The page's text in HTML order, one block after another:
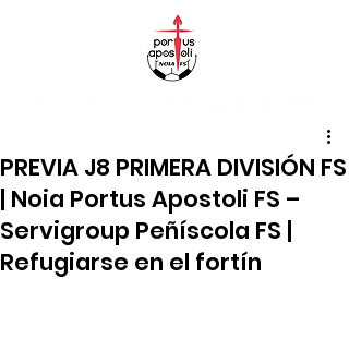
PREVIA J8 PRIMERA DIVISIÓN FS
| Noia Portus Apostoli FS –
Servigroup Peñíscola FS |
Refugiarse en el fortín